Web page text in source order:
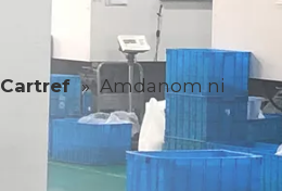
Cartref » Amdanom ni